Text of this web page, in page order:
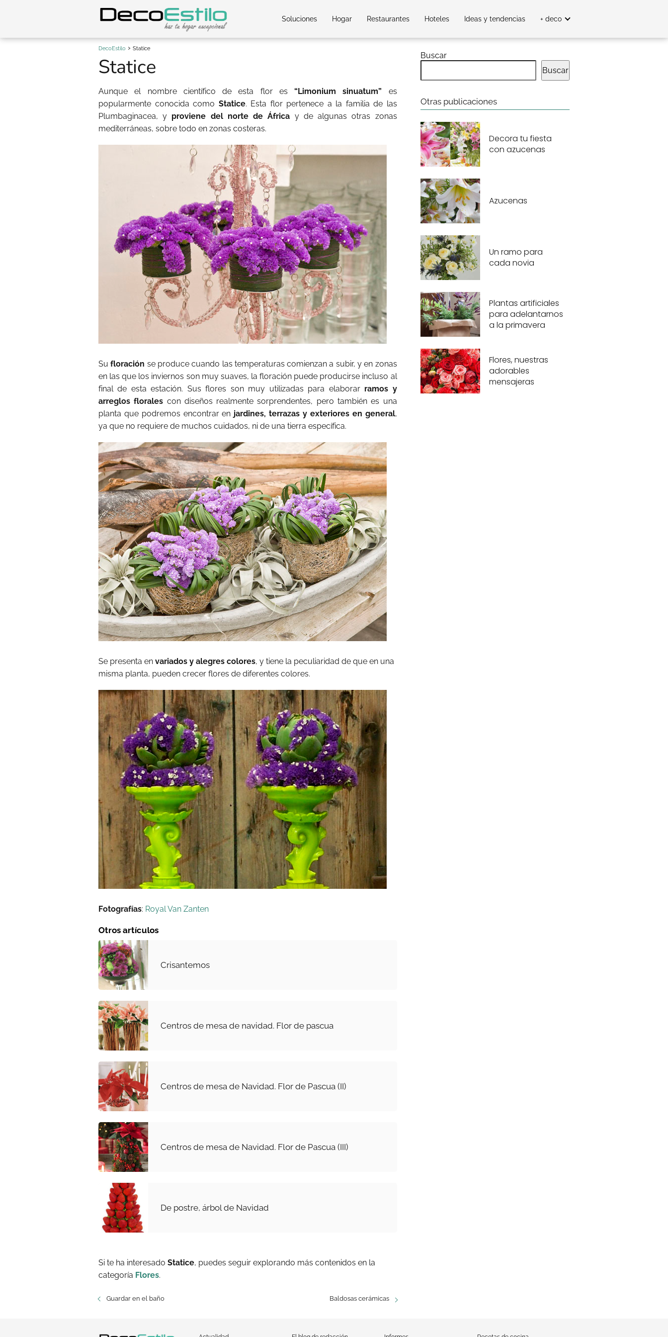
Soluciones Hogar Restaurantes Hoteles Ideas y tendencias + deco
DecoEstilo Statice
Statice
Aunque el nombre científico de esta flor es“Limonium sinuatum” es
popularmente conocida como Statice. Esta flor pertenece a la familia de las
Plumbaginacea, y proviene del norte de África y de algunas otras zonas
mediterráneas, sobre todo en zonas costeras.
Sufloración se produce cuando las temperaturas comienzan a subir, y en zonas
en las que los inviernos son muy suaves, la floración puede producirse incluso al
final de esta estación. Sus flores son muy utilizadas para elaborar ramos y
arreglos florales con diseños realmente sorprendentes, pero también es una
planta que podremos encontrar en jardines, terrazas y exteriores en general,
ya que no requiere de muchos cuidados, ni de una tierra específica.
Se presenta en variados y alegres colores, y tiene la peculiaridad de que en una
misma planta, pueden crecer flores de diferentes colores.
Fotografías: Royal Van Zanten
Otros artículos
Crisantemos
Centros de mesa de navidad. Flor de pascua
Centros de mesa de Navidad. Flor de Pascua (II)
Centros de mesa de Navidad. Flor de Pascua (III)
De postre, árbol de Navidad
Si te ha interesado Statice, puedes seguir explorando más contenidos en la
categoría Flores.
Guardar en el baño Baldosas cerámicas
Buscar
Buscar
Otras publicaciones
Decora tu fiesta
con azucenas
Azucenas
Un ramo para
cada novia
Plantas artificiales
para adelantarnos
a la primavera
Flores, nuestras
adorables
mensajeras